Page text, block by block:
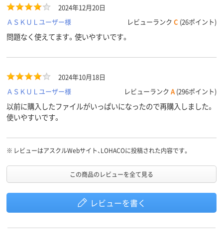
2024年12月20日
ＡＳＫＵＬユーザー様
レビューランク C (26ポイント)
問題なく使えてます。使いやすいです。
2024年10月18日
ＡＳＫＵＬユーザー様
レビューランク A (296ポイント)
以前に購入したファイルがいっぱいになったので再購入しました。
使いやすいです。
※ レビューはアスクルWebサイト、LOHACOに投稿された内容です。
この商品のレビューを全て見る
レビューを書く